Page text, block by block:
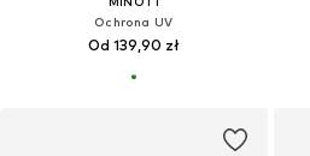
Ochrona UV
Od 139,90 zł